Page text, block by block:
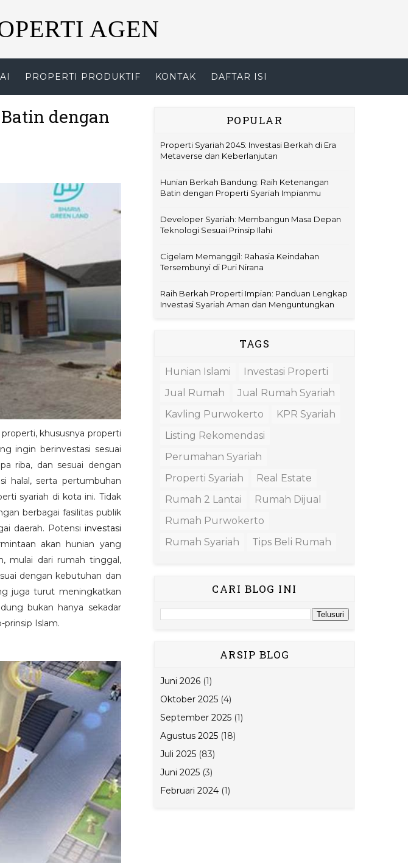
AGEN
PROPERTI PRODUKTIF KONTAK DAFTAR ISI
dengan
khususnya properti
ingin berinvestasi sesuai
riba, dan sesuai dengan
halal, serta pertumbuhan
syariah di kota ini. Tidak
berbagai fasilitas publik
daerah. Potensi investasi
akan hunian yang
mulai dari rumah tinggal,
dengan kebutuhan dan
juga turut meningkatkan
bukan hanya sekadar
prinsip Islam.
POPULAR
Properti Syariah 2045: Investasi Berkah di Era
Metaverse dan Keberlanjutan
Hunian Berkah Bandung: Raih Ketenangan
Batin dengan Properti Syariah Impianmu
Developer Syariah: Membangun Masa Depan
Teknologi Sesuai Prinsip Ilahi
Cigelam Memanggil: Rahasia Keindahan
Tersembunyi di Puri Nirana
Raih Berkah Properti Impian: Panduan Lengkap
Investasi Syariah Aman dan Menguntungkan
TAGS
Hunian Islami
Investasi Properti
Jual Rumah
Jual Rumah Syariah
Kavling Purwokerto
KPR Syariah
Listing Rekomendasi
Perumahan Syariah
Properti Syariah
Real Estate
Rumah 2 Lantai
Rumah Dijual
Rumah Purwokerto
Rumah Syariah
Tips Beli Rumah
CARI BLOG INI
ARSIP BLOG
Juni 2026 (1)
Oktober 2025 (4)
September 2025 (1)
Agustus 2025 (18)
Juli 2025 (83)
Juni 2025 (3)
Februari 2024 (1)